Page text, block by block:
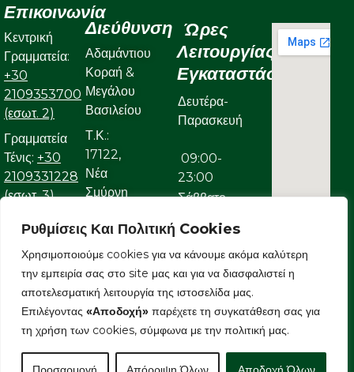
Ρυθμίσεις Και Πολιτική Cookies
Χρησιμοποιούμε cookies για να κάνουμε ακόμα καλύτερη
την εμπειρία σας στο site μας και για να διασφαλιστεί η
αποτελεσματική λειτουργία της ιστοσελίδα μας.
Επιλέγοντας «Αποδοχή» παρέχετε τη συγκατάθεση σας για
τη χρήση των cookies, σύμφωνα με την πολιτική μας.
Επικοινωνία
Κεντρική
Γραμματεία:
+30
2109353700
(εσωτ. 2)
Γραμματεία
Τένις: +30
2109331228
(εσωτ. 3)
Γραμματεία
Κολυμβητικού:
+30
2109323632
info@aonsmilon.gr
Διεύθυνση
Αδαμάντιου
Κοραή &
Μεγάλου
Βασιλείου
Τ.Κ.:
17122,
Νέα
Σμύρνη
Ώρες
Λειτουργίας
Εγκαταστάσεων
Δευτέρα-
Παρασκευή
09:00-
23:00
Σάββατο
09:00-
22:00
Κυριακή
09:00-
22:00